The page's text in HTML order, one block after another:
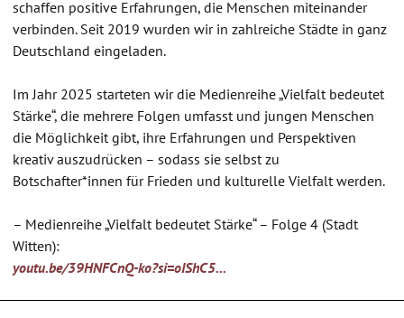
schaffen positive Erfahrungen, die Menschen miteinander
verbinden. Seit 2019 wurden wir in zahlreiche Städte in ganz
Deutschland eingeladen.
Im Jahr 2025 starteten wir die Medienreihe „Vielfalt bedeutet
Stärke“, die mehrere Folgen umfasst und jungen Menschen
die Möglichkeit gibt, ihre Erfahrungen und Perspektiven
kreativ auszudrücken – sodass sie selbst zu
Botschafter*innen für Frieden und kulturelle Vielfalt werden.
– Medienreihe „Vielfalt bedeutet Stärke“ – Folge 4 (Stadt
Witten):
youtu.be/39HNFCnQ-ko?si=oIShC5...